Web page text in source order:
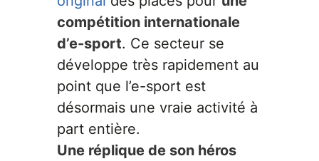
compétition internationale
d’e-sport. Ce secteur se
développe très rapidement au
point que l’e-sport est
désormais une vraie activité à
part entière.
Une réplique de son héros